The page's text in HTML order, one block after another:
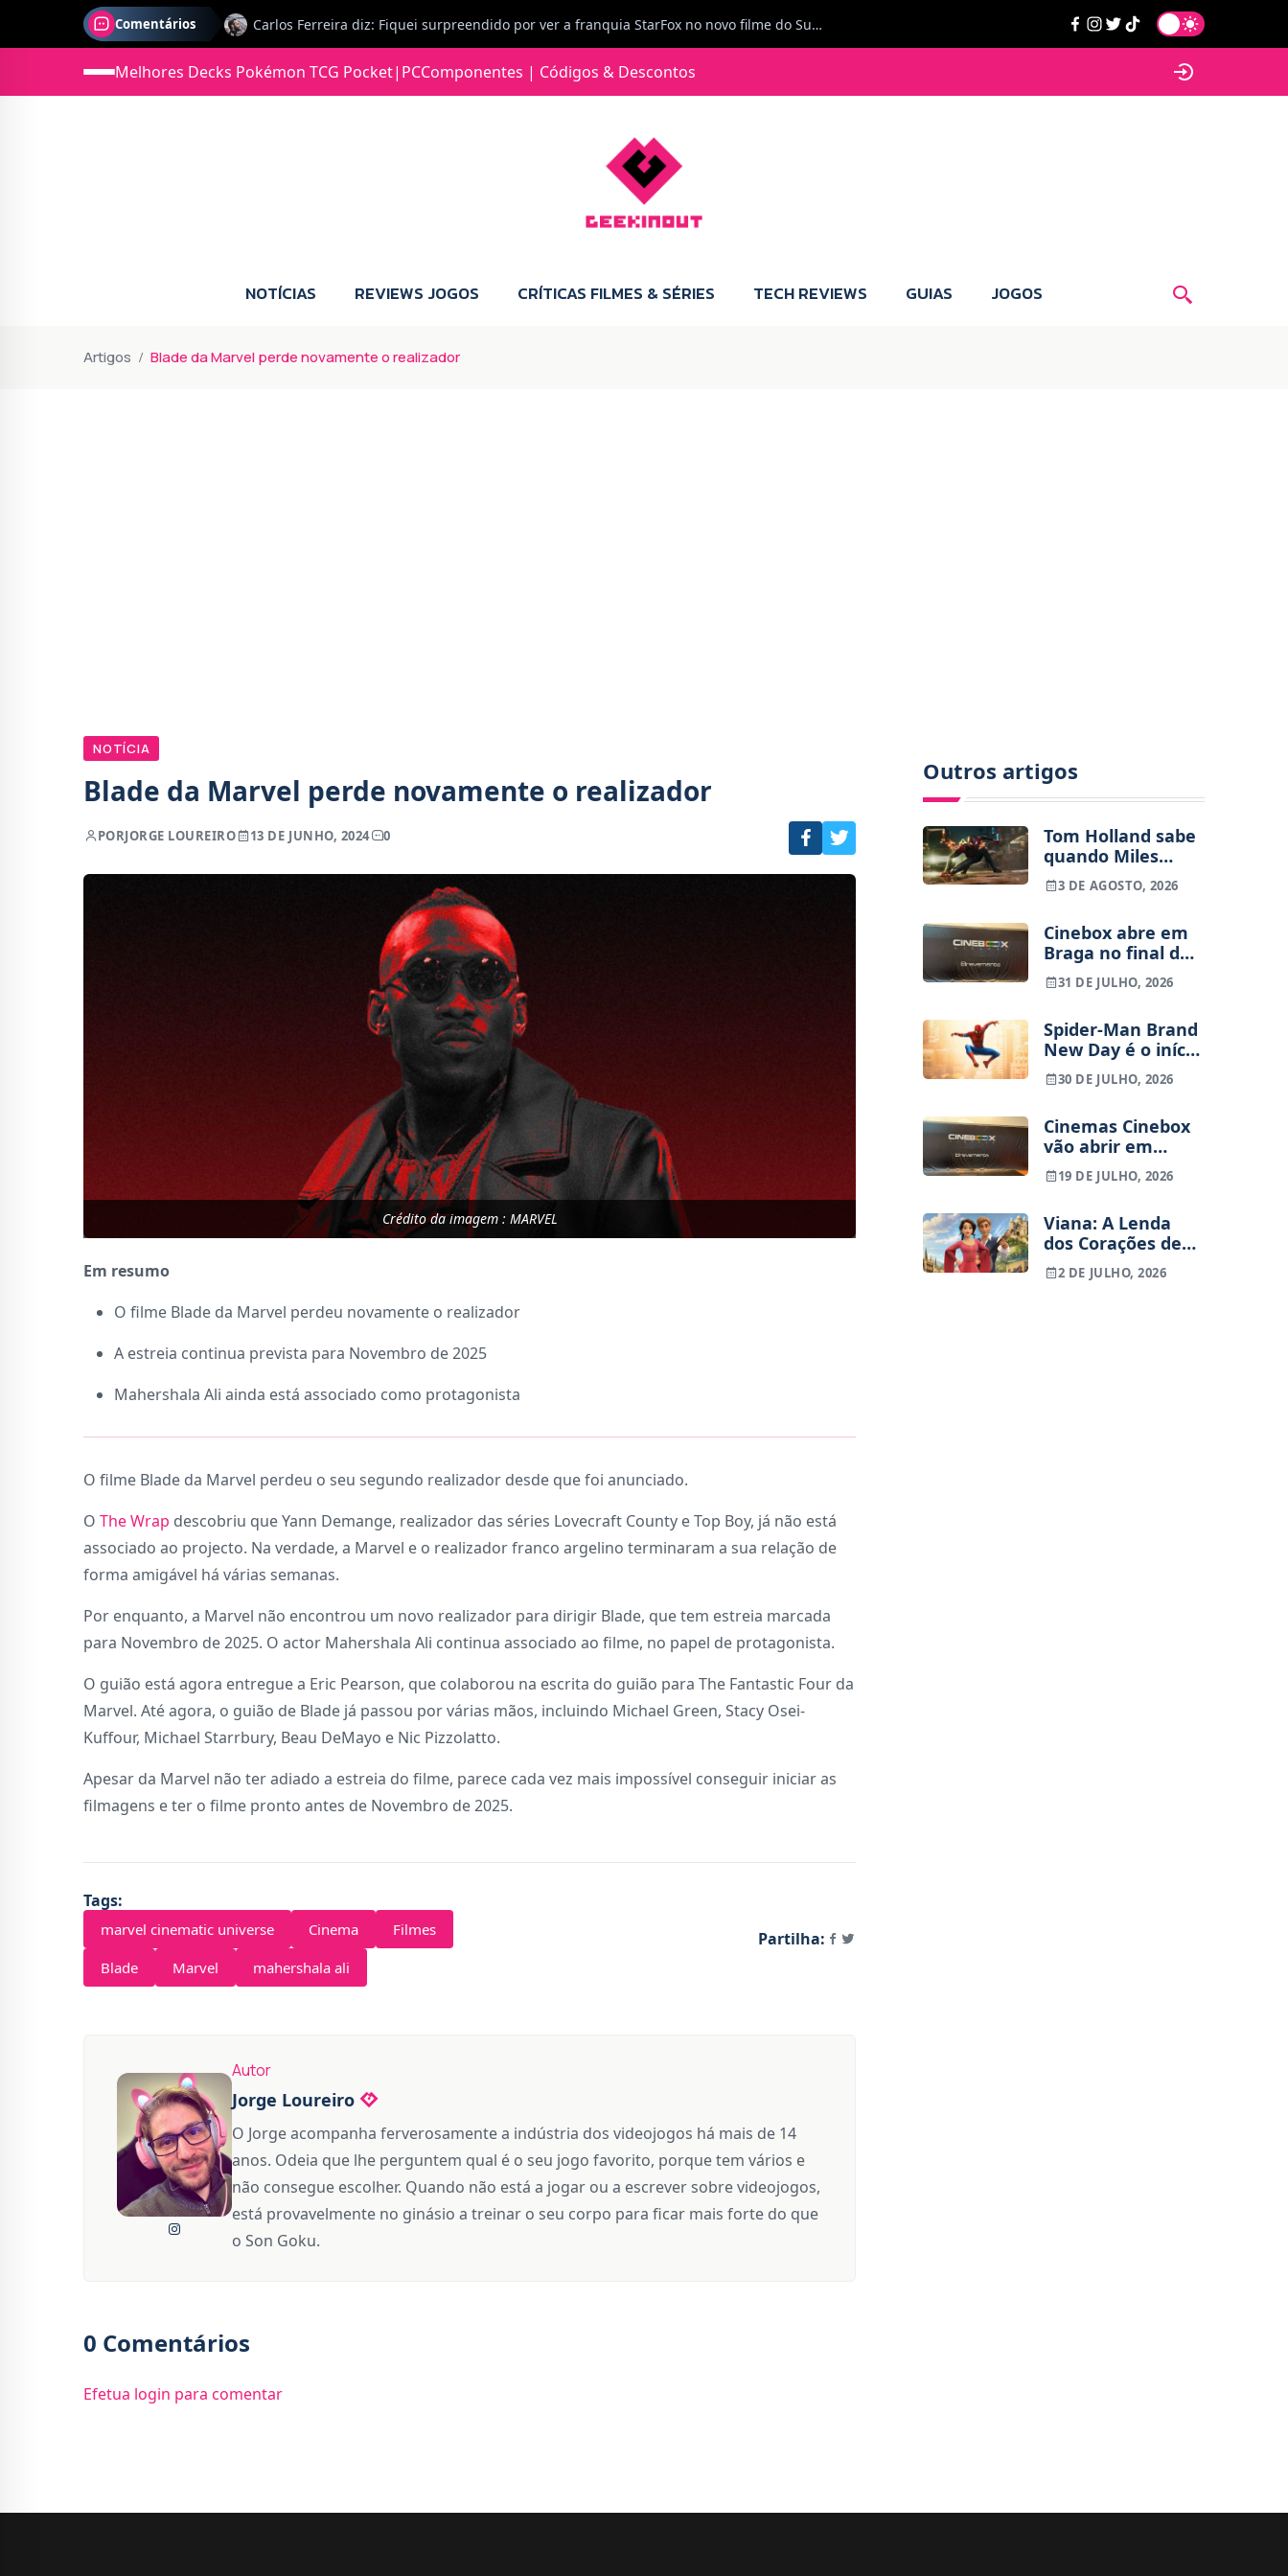
Comentários
Jonas diz: Estou seriamente com vontade para comprar para a Switch 2 :P
Melhores Decks Pokémon TCG Pocket| PCComponentes | Códigos & Descontos
NOTÍCIAS REVIEWS JOGOS CRÍTICAS FILMES & SÉRIES TECH REVIEWS GUIAS JOGOS
Artigos Blade da Marvel perde novamente o realizador
NOTÍCIA
Blade da Marvel perde novamente o realizador
PORJORGE LOUREIRO 13 DE JUNHO, 2024 0
Crédito da imagem : MARVEL
Em resumo
O filme Blade da Marvel perdeu novamente o realizador
A estreia continua prevista para Novembro de 2025
Mahershala Ali ainda está associado como protagonista
O filme Blade da Marvel perdeu o seu segundo realizador desde que foi anunciado.
O The Wrap descobriu que Yann Demange, realizador das séries Lovecraft County e Top Boy, já não está
associado ao projecto. Na verdade, a Marvel e o realizador franco argelino terminaram a sua relação de
forma amigável há várias semanas.
Por enquanto, a Marvel não encontrou um novo realizador para dirigir Blade, que tem estreia marcada
para Novembro de 2025. O actor Mahershala Ali continua associado ao filme, no papel de protagonista.
O guião está agora entregue a Eric Pearson, que colaborou na escrita do guião para The Fantastic Four da
Marvel. Até agora, o guião de Blade já passou por várias mãos, incluindo Michael Green, Stacy Osei-
Kuffour, Michael Starrbury, Beau DeMayo e Nic Pizzolatto.
Apesar da Marvel não ter adiado a estreia do filme, parece cada vez mais impossível conseguir iniciar as
filmagens e ter o filme pronto antes de Novembro de 2025.
Tags:
marvel cinematic universe Cinema
Filmes
Blade
Marvel mahershala ali
Partilha:
Autor
Jorge Loureiro
O Jorge acompanha ferverosamente a indústria dos videojogos há mais de 14
anos. Odeia que lhe perguntem qual é o seu jogo favorito, porque tem vários e
não consegue escolher. Quando não está a jogar ou a escrever sobre videojogos,
está provavelmente no ginásio a treinar o seu corpo para ficar mais forte do que
o Son Goku.
0 Comentários
Efetua login para comentar
Outros artigos
Tom Holland sabe
quando Miles
Morales vai entrar
no MCU
3 DE AGOSTO, 2026
Cinebox abre em
Braga no final de
Setembro – Vai
haver sala IMAX?
31 DE JULHO, 2026
Spider-Man Brand
New Day é o início
de uma nova
trilogia? Tudo o
sobre o futuro do
Peter Parker de
Tom Holland
30 DE JULHO, 2026
Cinemas Cinebox
vão abrir em
Braga
19 DE JULHO, 2026
Viana: A Lenda
dos Corações de
Ouro, filme
animado
2 DE JULHO, 2026